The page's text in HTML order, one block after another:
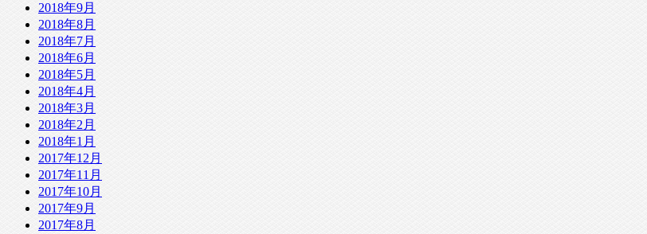
2018年9月
2018年8月
2018年7月
2018年6月
2018年5月
2018年4月
2018年3月
2018年2月
2018年1月
2017年12月
2017年11月
2017年10月
2017年9月
2017年8月